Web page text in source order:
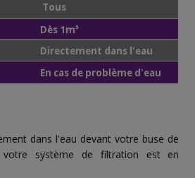
Tous
Dès 1m³
Directement dans l'eau
En cas de problème d'eau
dans l'eau devant votre buse de
votre système de filtration est en